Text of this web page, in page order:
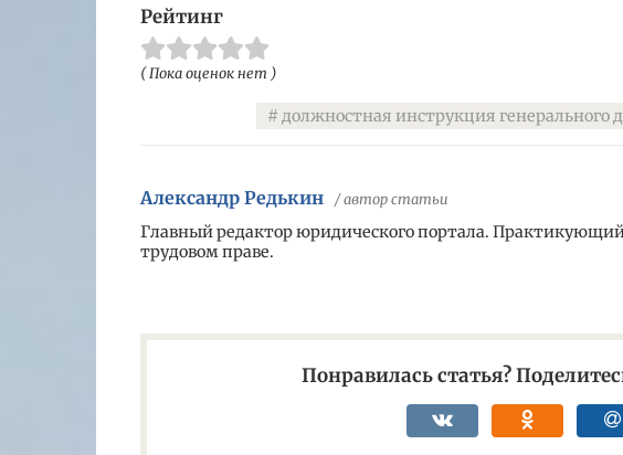
Рейтинг
( Пока оценок нет )
должностная инструкция генерального
Александр Редькин / автор статьи
Главный редактор юридического портала.
трудовом праве.
Понравилась статья?